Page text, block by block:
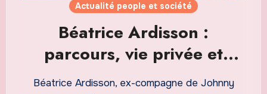
Actualité people et société
Béatrice Ardisson :
parcours, vie privée et
actualité
Béatrice Ardisson, ex-compagne de Johnny